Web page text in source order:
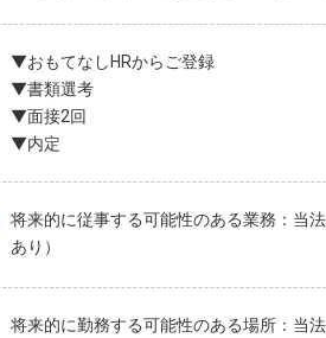
▼おもてなしHRからご登録
▼書類選考
▼面接2回
▼内定
将来的に従事する可能性のある業務：当
あり）
将来的に勤務する可能性のある場所：当